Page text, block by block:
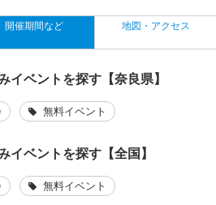
開催期間など 地図・アクセス
イベントを探す【奈良県】
無料イベント
イベントを探す【全国】
無料イベント